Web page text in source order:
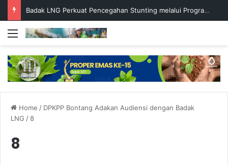
Badak LNG Perkuat Pencegahan Stunting melalui Program Akar Ranting
Menu
Home / DPKPP Bontang Adakan Audiensi dengan Badak
LNG /8
8